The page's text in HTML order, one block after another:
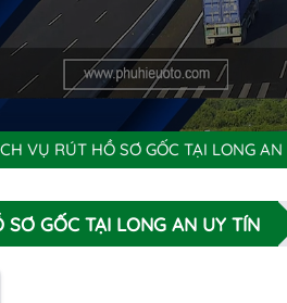
VỤ RÚT HỒ SƠ GỐC TẠI LONG AN
GỐC TẠI LONG AN UY TÍN